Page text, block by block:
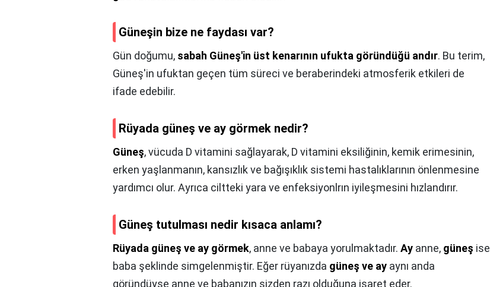
Güneşin bize ne faydası var?
Gün doğumu, sabah Güneş'in üst kenarının ufukta göründüğü andır. Bu terim,
Güneş'in ufuktan geçen tüm süreci ve beraberindeki atmosferik etkileri de
ifade edebilir.
Rüyada güneş ve ay görmek nedir?
Güneş, vücuda D vitamini sağlayarak, D vitamini eksiliğinin, kemik erimesinin,
erken yaşlanmanın, kansızlık ve bağışıklık sistemi hastalıklarının önlenmesine
yardımcı olur. Ayrıca ciltteki yara ve enfeksiyonlrın iyileşmesini hızlandırır.
Güneş tutulması nedir kısaca anlamı?
Rüyada güneş ve ay görmek, anne ve babaya yorulmaktadır. Ay anne, güneş ise
baba şeklinde simgelenmiştir. Eğer rüyanızda güneş ve ay aynı anda
göründüyse anne ve babanızın sizden razı olduğuna işaret eder.